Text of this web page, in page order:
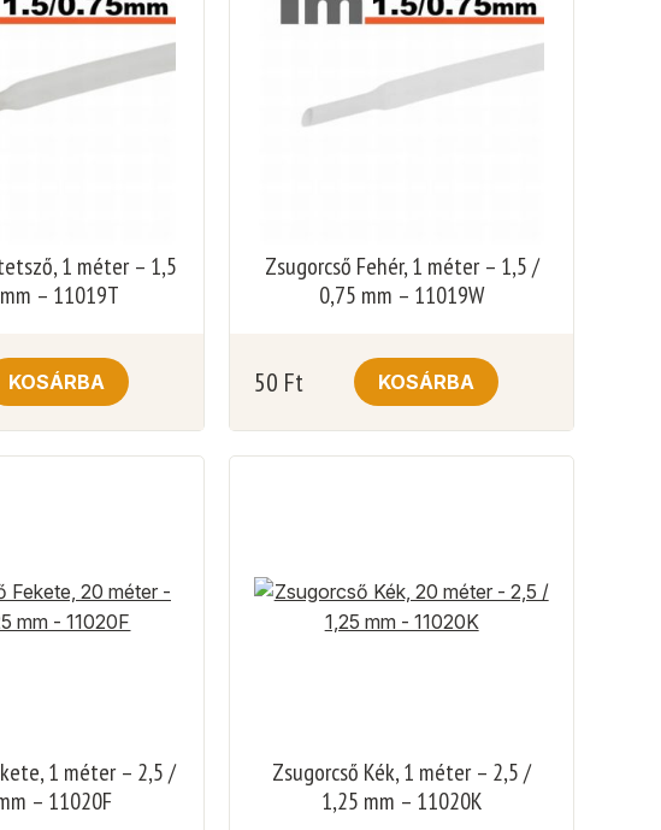
1 méter – 1,5
– 11019T
KOSÁRBA
Zsugorcső Fehér, 1 méter – 1,5 /
0,75 mm – 11019W
50 Ft KOSÁRBA
1 méter – 2,5 /
– 11020F
Zsugorcső Kék, 1 méter – 2,5 /
1,25 mm – 11020K